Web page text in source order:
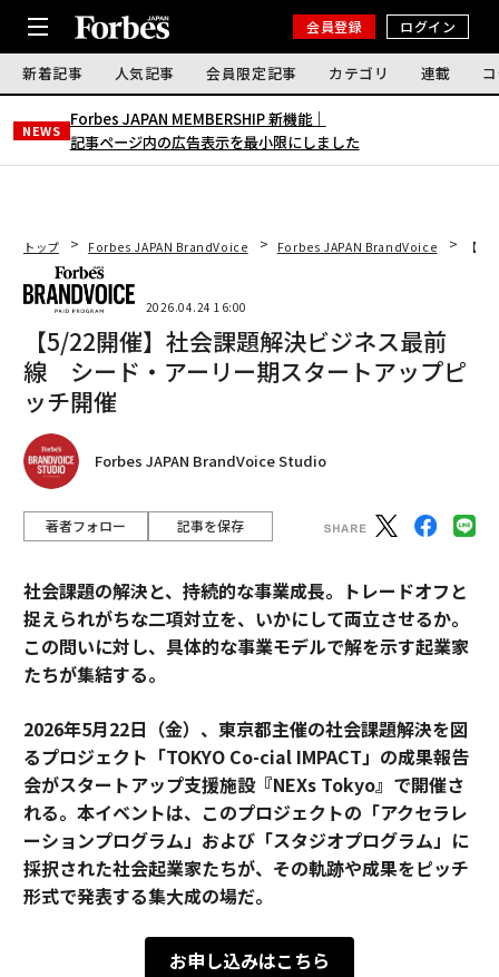
会員登録 ログイン
新着記事 人気記事 会員限定記事 カテゴリ 連載
NEWS
Forbes JAPAN MEMBERSHIP 新機能｜
記事ページ内の広告表示を最小限にしました
トップ Forbes JAPAN BrandVoice Forbes JAPAN BrandVoice 【5/
2026.04.24 16:00
【5/22開催】社会課題解決ビジネス最前
線 シード・アーリー期スタートアップピ
ッチ開催
Forbes JAPAN BrandVoice Studio
著者フォロー 記事を保存
社会課題の解決と、持続的な事業成長。トレードオフと
捉えられがちな二項対立を、いかにして両立させるか。
この問いに対し、具体的な事業モデルで解を示す起業家
たちが集結する。
2026年5月22日（金）、東京都主催の社会課題解決を図
るプロジェクト「TOKYO Co-cial IMPACT」の成果報告
会がスタートアップ支援施設『NEXs Tokyo』で開催さ
れる。本イベントは、このプロジェクトの「アクセラレ
ーションプログラム」および「スタジオプログラム」に
採択された社会起業家たちが、その軌跡や成果をピッチ
形式で発表する集大成の場だ。
お申し込みはこちら